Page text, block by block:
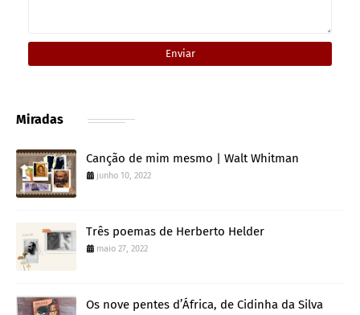
Miradas
Canção de mim mesmo | Walt Whitman
junho 10, 2022
Três poemas de Herberto Helder
maio 27, 2022
Os nove pentes d’África, de Cidinha da Silva